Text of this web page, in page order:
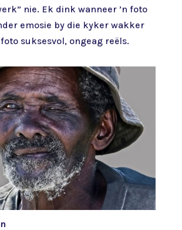
nie. Ek dink wanneer ’n foto
emosie by die kyker wakker
suksesvol, ongeag reëls.